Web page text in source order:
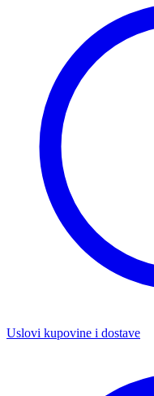
Uslovi kupovine i dostave